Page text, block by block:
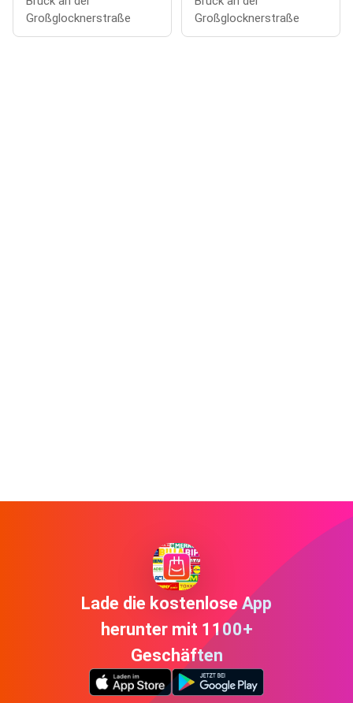
Großglocknerstraße
Großglocknerstraße
Lade die kostenlose App
herunter mit 1100+
Geschäften